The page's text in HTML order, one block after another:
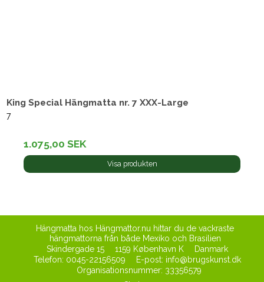
King Special Hängmatta nr. 7 XXX-Large
7
1.075,00 SEK
Visa produkten
Hängmatta hos Hängmattor.nu hittar du de vackraste
hängmattorna från både Mexiko och Brasilien
Skindergade 15
1159 København K
Danmark
Telefon: 0045-22156509 E-post: info@brugskunst.dk
Organisationsnummer: 33356579